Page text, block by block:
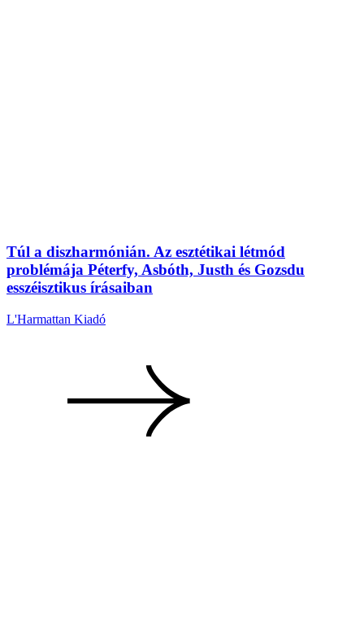
Túl a diszharmónián. Az esztétikai létmód
problémája Péterfy, Asbóth, Justh és Gozsdu
esszéisztikus írásaiban
L'Harmattan Kiadó